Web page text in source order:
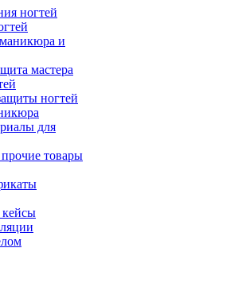
ногтей
и
мастера
ногтей
для
товары